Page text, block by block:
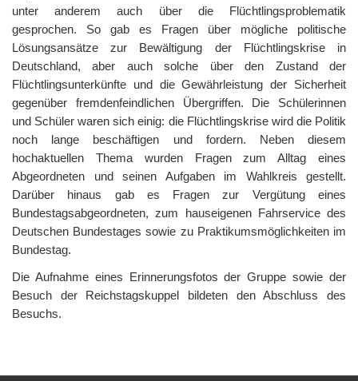
unter anderem auch über die Flüchtlingsproblematik
gesprochen. So gab es Fragen über mögliche politische
Lösungsansätze zur Bewältigung der Flüchtlingskrise in
Deutschland, aber auch solche über den Zustand der
Flüchtlingsunterkünfte und die Gewährleistung der Sicherheit
gegenüber fremdenfeindlichen Übergriffen. Die Schülerinnen
und Schüler waren sich einig: die Flüchtlingskrise wird die Politik
noch lange beschäftigen und fordern. Neben diesem
hochaktuellen Thema wurden Fragen zum Alltag eines
Abgeordneten und seinen Aufgaben im Wahlkreis gestellt.
Darüber hinaus gab es Fragen zur Vergütung eines
Bundestagsabgeordneten, zum hauseigenen Fahrservice des
Deutschen Bundestages sowie zu Praktikumsmöglichkeiten im
Bundestag.
Die Aufnahme eines Erinnerungsfotos der Gruppe sowie der
Besuch der Reichstagskuppel bildeten den Abschluss des
Besuchs.